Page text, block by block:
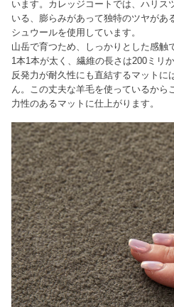
います。カレッジコートでは、ハリス
いる、膨らみがあって独特のツヤがあ
シュウールを使用しています。
山岳で育つため、しっかりとした感触
1本1本が太く、繊維の長さは200ミリ
反発力が耐久性にも直結するマットに
ん。この丈夫な羊毛を使っているから
力性のあるマットに仕上がります。